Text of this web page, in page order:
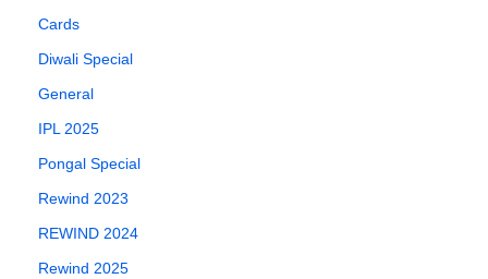
Cards
Diwali Special
General
IPL 2025
Pongal Special
Rewind 2023
REWIND 2024
Rewind 2025